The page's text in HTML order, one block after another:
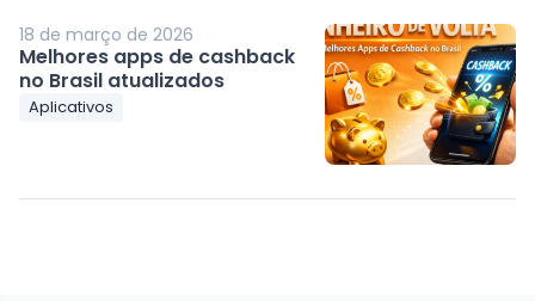
18 de março de 2026
Melhores apps de cashback
no Brasil atualizados
Aplicativos